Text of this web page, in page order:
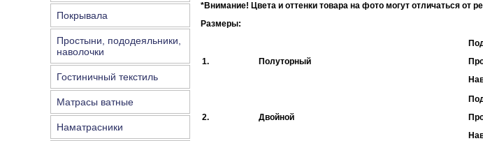
Покрывала
Простыни, пододеяльники,
наволочки
Гостиничный текстиль
Матрасы ватные
Наматрасники
*Внимание! Цвета и оттенки товара на фото могут отличаться от
Размеры:
1. Полуторный
2. Двойной